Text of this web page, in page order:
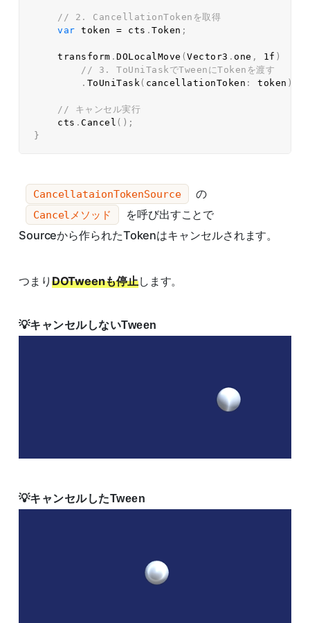
// 2. CancellationTokenを取得
var token = cts .Token ;
    transform
.DOLocalMove (Vector3 .one , 1f )
// 3. ToUniTaskでTweenにTokenを渡す
. ToUniTask( cancellationToken : token )
// キャンセル実行
    cts
.Cancel ( ) ;
}
CancellataionTokenSource の
Cancelメソッド
を呼び出すことで
Sourceから作られたTokenはキャンセルされます。
つまり DOTweenも停止します。
キャンセルしないTween
キャンセルしたTween